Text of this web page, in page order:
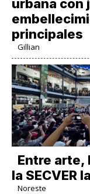
urbana con
principales
Gillian
Entre arte,
la SECVER
Noreste